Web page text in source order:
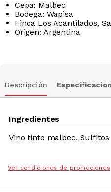
Cepa: Malbec
Bodega: Wapisa
Finca Los Acantilados,
Origen: Argentina
Descripción
Ingredientes
Vino tinto malbec, Sulfitos
Ver condiciones de promociones